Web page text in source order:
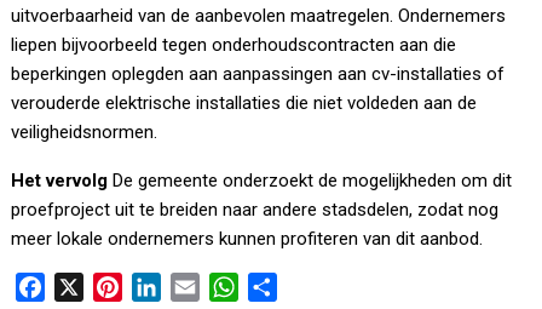
uitvoerbaarheid van de aanbevolen maatregelen. Ondernemers
liepen bijvoorbeeld tegen onderhoudscontracten aan die
beperkingen oplegden aan aanpassingen aan cv-installaties of
verouderde elektrische installaties die niet voldeden aan de
veiligheidsnormen.
Het vervolg De gemeente onderzoekt de mogelijkheden om dit
proefproject uit te breiden naar andere stadsdelen, zodat nog
meer lokale ondernemers kunnen profiteren van dit aanbod.
W